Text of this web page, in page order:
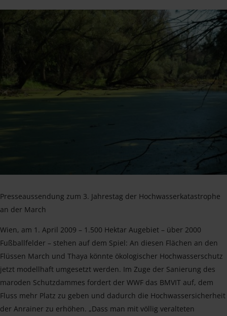
Presseaussendung zum 3. Jahrestag der Hochwasserkatastrophe
an der March
Wien, am 1. April 2009 – 1.500 Hektar Augebiet – über 2000
Fußballfelder – stehen auf dem Spiel: An diesen Flächen an den
Flüssen March und Thaya könnte ökologischer Hochwasserschutz
jetzt modellhaft umgesetzt werden. Im Zuge der Sanierung des
maroden Schutzdammes fordert der WWF das BMVIT auf, dem
Fluss mehr Platz zu geben und dadurch die Hochwassersicherheit
der Anrainer zu erhöhen. „Dass man mit völlig veralteten